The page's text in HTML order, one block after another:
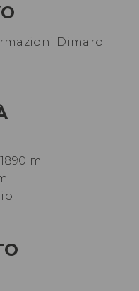
Dimaro
m